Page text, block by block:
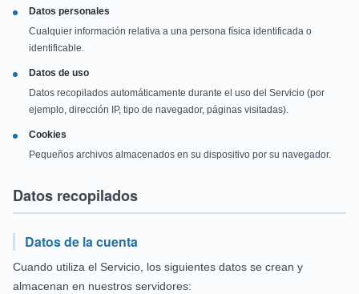
Datos personales
Cualquier información relativa a una persona física identificada o
identificable.
Datos de uso
Datos recopilados automáticamente durante el uso del Servicio (por
ejemplo, dirección IP, tipo de navegador, páginas visitadas).
Cookies
Pequeños archivos almacenados en su dispositivo por su navegador.
Datos recopilados
Datos de la cuenta
Cuando utiliza el Servicio, los siguientes datos se crean y
almacenan en nuestros servidores: